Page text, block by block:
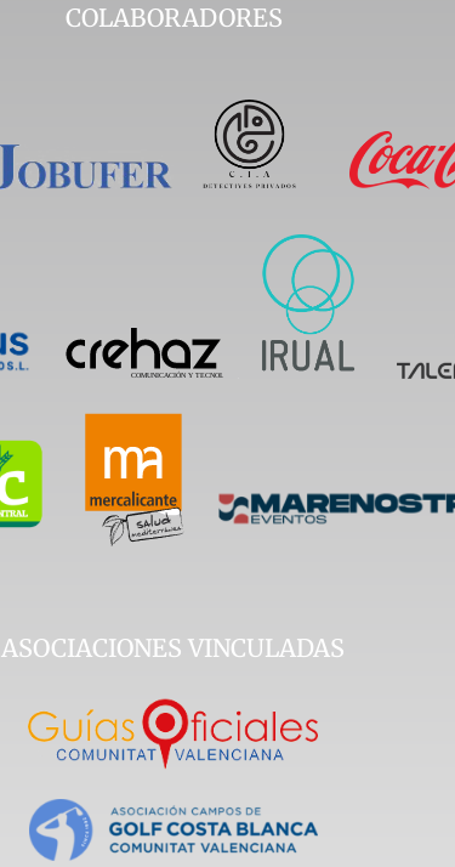
COLABORADORES
ASOCIACIONES VINCULADAS